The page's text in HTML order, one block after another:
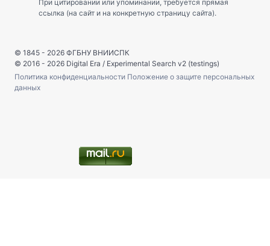
При цитировании или упоминании, требуется прямая
ссылка (на сайт и на конкретную страницу сайта).
© 1845 - 2026 ФГБНУ ВНИИСПК
© 2016 - 2026 Digital Era / Experimental Search v2 (testings)
Политика конфиденциальности Положение о защите персональных
данных